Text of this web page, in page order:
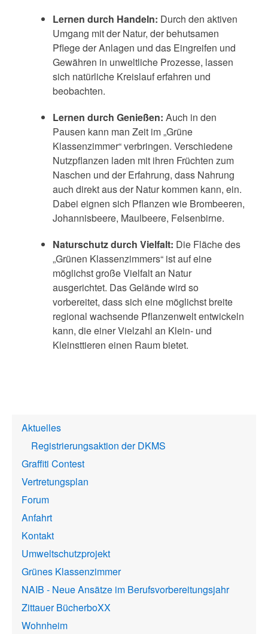
Lernen durch Handeln: Durch den aktiven
Umgang mit der Natur, der behutsamen
Pflege der Anlagen und das Eingreifen und
Gewähren in unweltliche Prozesse, lassen
sich natürliche Kreislauf erfahren und
beobachten.
Lernen durch Genießen: Auch in den
Pausen kann man Zeit im „Grüne
Klassenzimmer“ verbringen. Verschiedene
Nutzpflanzen laden mit ihren Früchten zum
Naschen und der Erfahrung, dass Nahrung
auch direkt aus der Natur kommen kann, ein.
Dabei eignen sich Pflanzen wie Brombeeren,
Johannisbeere, Maulbeere, Felsenbirne.
Naturschutz durch Vielfalt: Die Fläche des
„Grünen Klassenzimmers“ ist auf eine
möglichst große Vielfalt an Natur
ausgerichtet. Das Gelände wird so
vorbereitet, dass sich eine möglichst breite
regional wachsende Pflanzenwelt entwickeln
kann, die einer Vielzahl an Klein- und
Kleinsttieren einen Raum bietet.
Startseite
Aktuelles
Registrierungsaktion der DKMS
Graffiti Contest
Vertretungsplan
Forum
Anfahrt
Kontakt
Umweltschutzprojekt
Grünes Klassenzimmer
NAIB - Neue Ansätze im Berufsvorbereitungsjahr
Zittauer BücherboXX
Wohnheim